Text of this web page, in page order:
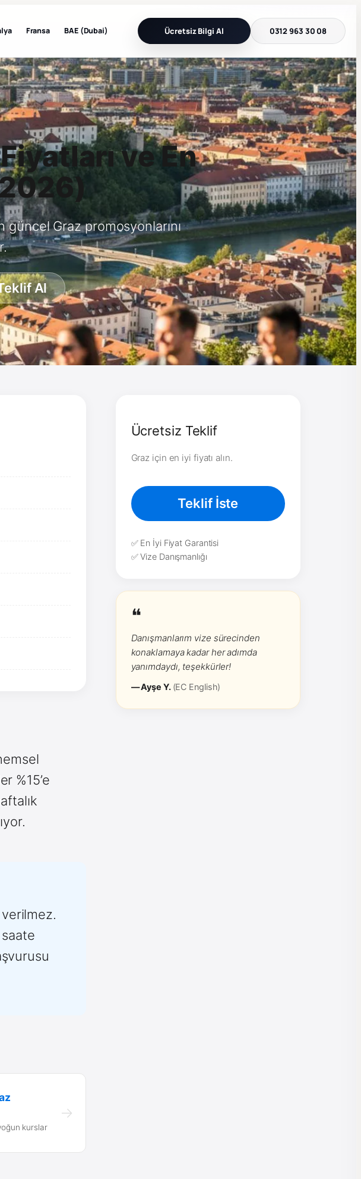
Fransa BAE (Dubai) Ücretsiz Bilgi Al 0312 963 30 08
ve En
güncel Graz promosyonlarını
Al
%15’e
kurslar
→
Ücretsiz Teklif
Graz için en iyi fiyatı alın.
Teklif İste
✅ En İyi Fiyat Garantisi
✅ Vize Danışmanlığı
❝
Danışmanlarım vize sürecinden
konaklamaya kadar her adımda
yanımdaydı, teşekkürler!
— Ayşe Y. (EC English)